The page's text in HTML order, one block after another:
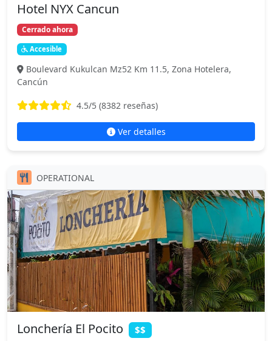
Hotel NYX Cancun
Cerrado ahora
Accesible
Boulevard Kukulcan Mz52 Km 11.5, Zona Hotelera,
Cancún
4.5/5 (8382 reseñas)
Ver detalles
OPERATIONAL
Lonchería El Pocito $$